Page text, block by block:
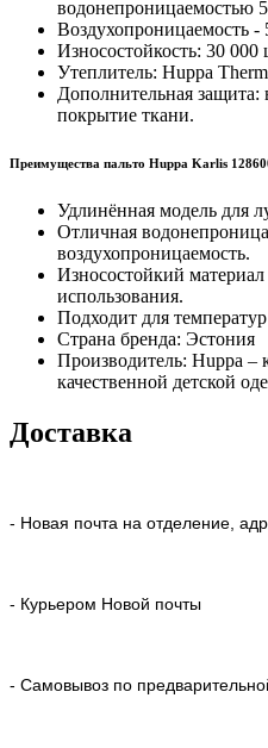
водонепроницаемостью
Воздухопроницаемость -
Износостойкость: 30 000
Утеплитель: Huppa
Дополнительная защита:
покрытие ткани.
Преимущества пальто Huppa Karlis
Удлинённая модель для
Отличная
воздухопроницаемость.
Износостойкий материал
использования.
Подходит для
Страна бренда: Эстония
Производитель: Huppa –
качественной детской
Доставка
- Новая почта на отделение,
- Курьером Новой почты
- Самовывоз по